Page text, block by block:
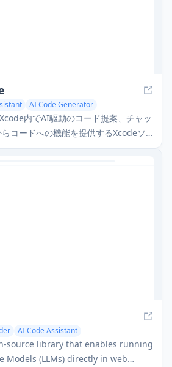
AI Code Generator
内でAI駆動のコード提案、チャッ
コードへの機能を提供するXcodeソー
。
AI Code Assistant
source library that enables running
Models (LLMs) directly in web